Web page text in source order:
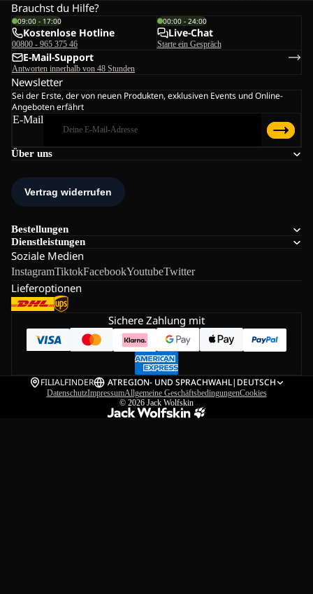
Über uns
Bestellungen
Dienstleistungen
Soziale Medien
InstagramTiktokFacebookYoutubeTwitter
Lieferoptionen
Brauchst du Hilfe?
09:00 - 17:00
Kostenlose Hotline
00800 - 965 375 46
00:00 - 24:00
Live-Chat
Starte ein Gespräch
E-Mail-Support
Antworten innerhalb von 48 Stunden
Newsletter
Sei der Erste, der von neuen Produkten, exklusiven Events und Online-
Angeboten erfährt
E-Mail
Sichere Zahlung mit
FILIALFINDER ATREGION- UND SPRACHWAHL| DEUTSCH
DatenschutzImpressumAllgemeine GeschäftsbedingungenCookies
© 2026 Jack Wolfskin